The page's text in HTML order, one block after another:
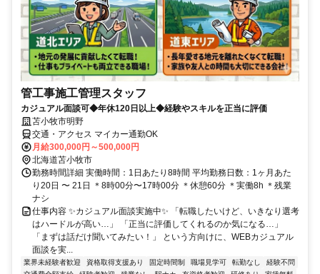
管工事施工管理スタッフ
カジュアル面談可◆年休120日以上◆経験やスキルを正当に評価
苫小牧市明野
交通・アクセス マイカー通勤OK
月給300,000円～500,000円
北海道苫小牧市
勤務時間詳細 実働時間：1日あたり8時間 平均勤務日数：1ヶ月あた
り20日 〜 21日 ＊8時00分〜17時00分 ＊休憩60分 ＊実働8h ＊残業
ナシ
仕事内容 ✨カジュアル面談実施中✨ 「転職したいけど、いきなり選考
はハードルが高い…」 「正当に評価してくれるのか気になる…」
「まずは話だけ聞いてみたい！」 という方向けに、WEBカジュアル
面談を実...
業界未経験者歓迎 資格取得支援あり 固定時間制 職場見学可 転勤なし
経験不問